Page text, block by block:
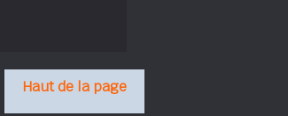
Haut de la page